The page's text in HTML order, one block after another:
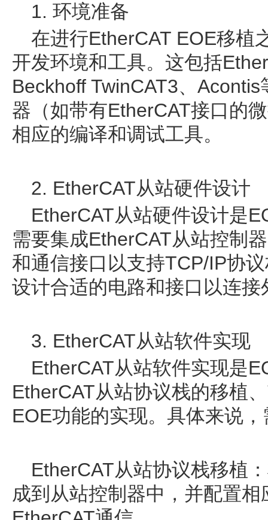
1. 环境准备
在进行EtherCAT EOE移植
开发环境和工具。这包括
Beckhoff TwinCAT3、
器（如带有EtherCAT接口的
相应的编译和调试工具。
2. EtherCAT从站硬件设计
EtherCAT从站硬件设计是
需要集成EtherCAT从站控制
和通信接口以支持TCP/IP协
设计合适的电路和接口以连
3. EtherCAT从站软件实现
EtherCAT从站软件实现是
EtherCAT从站协议栈的移植
EOE功能的实现。具体来说
EtherCAT从站协议栈移植
成到从站控制器中，并配置